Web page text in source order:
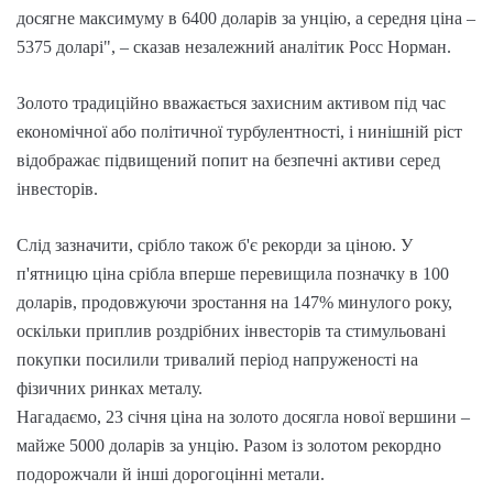
досягне максимуму в 6400 доларів за унцію, а середня ціна –
5375 доларі", – сказав незалежний аналітик Росс Норман.
Золото традиційно вважається захисним активом під час
економічної або політичної турбулентності, і нинішній ріст
відображає підвищений попит на безпечні активи серед
інвесторів.
Слід зазначити, срібло також б'є рекорди за ціною. У
п'ятницю ціна срібла вперше перевищила позначку в 100
доларів, продовжуючи зростання на 147% минулого року,
оскільки приплив роздрібних інвесторів та стимульовані
покупки посилили тривалий період напруженості на
фізичних ринках металу.
Нагадаємо, 23 січня ціна на золото досягла нової вершини –
майже 5000 доларів за унцію. Разом із золотом рекордно
подорожчали й інші дорогоцінні метали.